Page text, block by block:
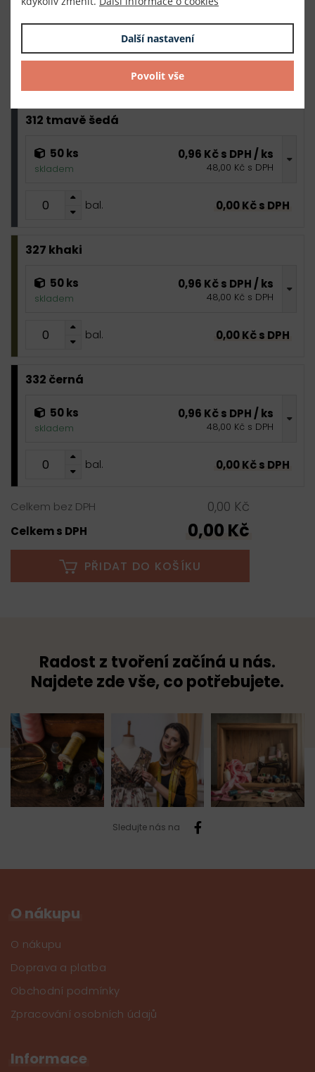
50 ks 0,96 Kč s DPH / ks
312 tmavě šedá
50 ks
skladem
0,96 Kč s DPH / ks
48,00 Kč s DPH
bal. 0,00 Kč s DPH
327 khaki
50 ks
skladem
0,96 Kč s DPH / ks
48,00 Kč s DPH
bal. 0,00 Kč s DPH
332 černá
50 ks
skladem
0,96 Kč s DPH / ks
48,00 Kč s DPH
bal. 0,00 Kč s DPH
Celkem bez DPH 0,00 Kč
Celkem s DPH 0,00 Kč
PŘIDAT DO KOŠÍKU
Radost z tvoření začíná u nás.
Najdete zde vše, co potřebujete.
Sledujte nás na
O nákupu
O nákupu
Doprava a platba
Obchodní podmínky
Zpracování osobních údajů
Informace
Další nastavení
Povolit vše